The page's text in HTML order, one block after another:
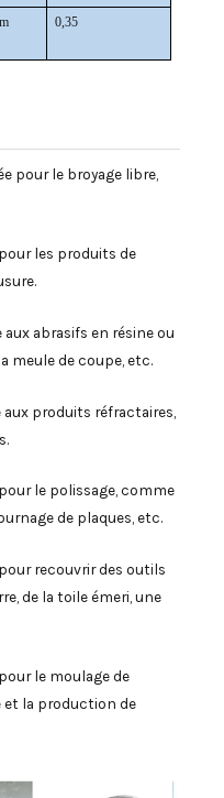
0,35
pour le broyage libre,
les produits de
aux abrasifs en résine ou
meule de coupe, etc.
aux produits réfractaires,
le polissage, comme
de plaques, etc.
recouvrir des outils
de la toile émeri, une
le moulage de
et la production de